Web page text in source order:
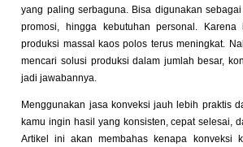
yang paling serbaguna. Bisa digunakan
promosi, hingga kebutuhan personal. Karena
produksi massal kaos polos terus meningkat.
mencari solusi produksi dalam jumlah besar,
jadi jawabannya.
Menggunakan jasa konveksi jauh lebih praktis
kamu ingin hasil yang konsisten, cepat selesai,
Artikel ini akan membahas kenapa konveksi